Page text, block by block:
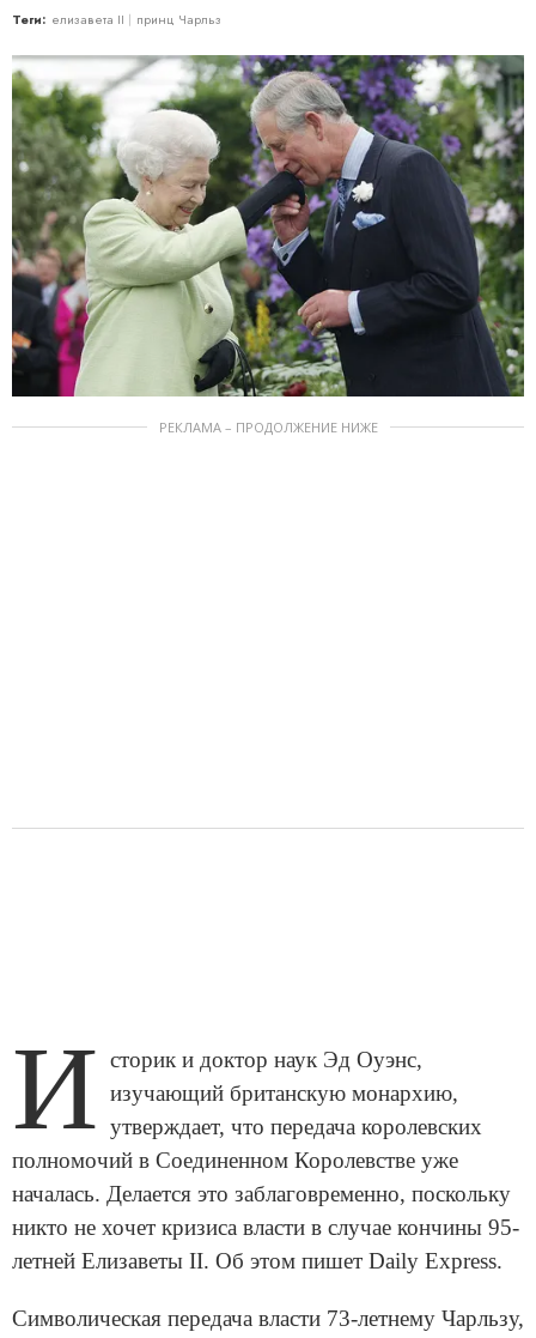
Теги: елизавета II принц Чарльз
РЕКЛАМА – ПРОДОЛЖЕНИЕ НИЖЕ
И сторик и доктор наук Эд Оуэнс,
изучающий британскую монархию,
утверждает, что передача королевских
полномочий в Соединенном Королевстве уже
началась. Делается это заблаговременно, поскольку
никто не хочет кризиса власти в случае кончины 95-
летней Елизаветы II. Об этом пишет Daily Express.
Символическая передача власти 73-летнему Чарльзу,